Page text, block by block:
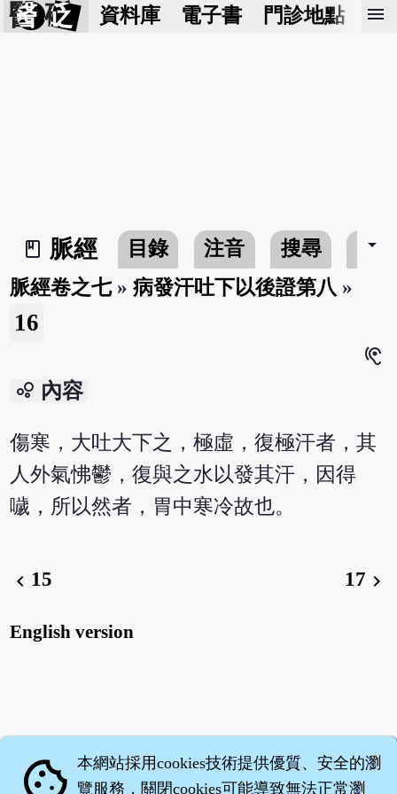
醫 砭 資料庫 電子書 門診地點 預
menu
book_2
脈經 目錄 注音 搜尋 書介
arrow_drop_down
脈經卷之七»病發汗吐下以後證第八 »
16
hearing
bubble_chart 內容
傷寒，大吐大下之，極虛，復極汗者，其
人外氣怫鬱，復與之水以發其汗，因得
噦，所以然者，胃中寒冷故也。
chevron_left 15 17 chevron_right
English version
cookie 本網站採用cookies技術提供優質、安全的瀏
覽服務，關閉cookies可能導致無法正常瀏